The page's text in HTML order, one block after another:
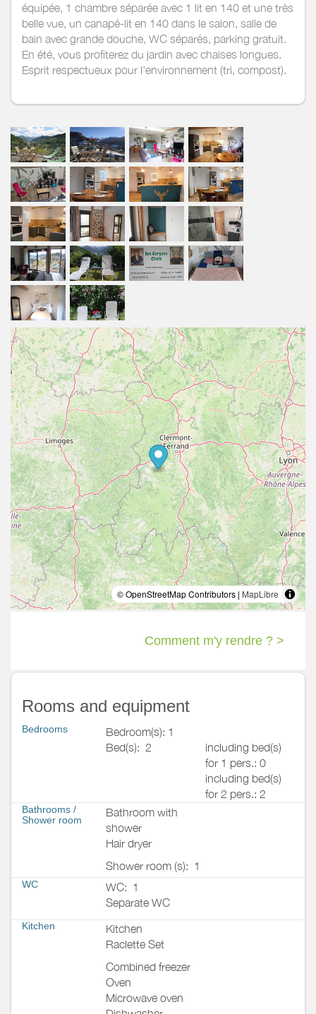
équipée, 1 chambre séparée avec 1 lit en 140 et une très
belle vue, un canapé-lit en 140 dans le salon, salle de
bain avec grande douche, WC séparés, parking gratuit.
En été, vous profiterez du jardin avec chaises longues.
Esprit respectueux pour l'environnement (tri, compost).
© OpenStreetMap Contributors | MapLibre
Comment m'y rendre ? >
Rooms and equipment
Bedrooms
Bedroom(s): 1
Bed(s): 2
including bed(s)
for 1 pers.: 0
including bed(s)
for 2 pers.: 2
Bathrooms /
Shower room
Bathroom with
shower
Hair dryer
Shower room (s): 1
WC WC: 1
Separate WC
Kitchen
Kitchen
Raclette Set
Combined freezer
Oven
Microwave oven